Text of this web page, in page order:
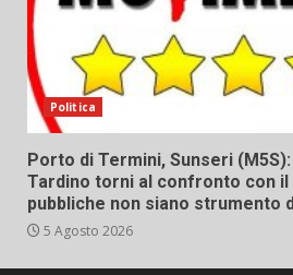
Politica
Porto di Termini, Sunseri
Tardino torni al confronto con il
pubbliche non siano strumento
5 Agosto 2026